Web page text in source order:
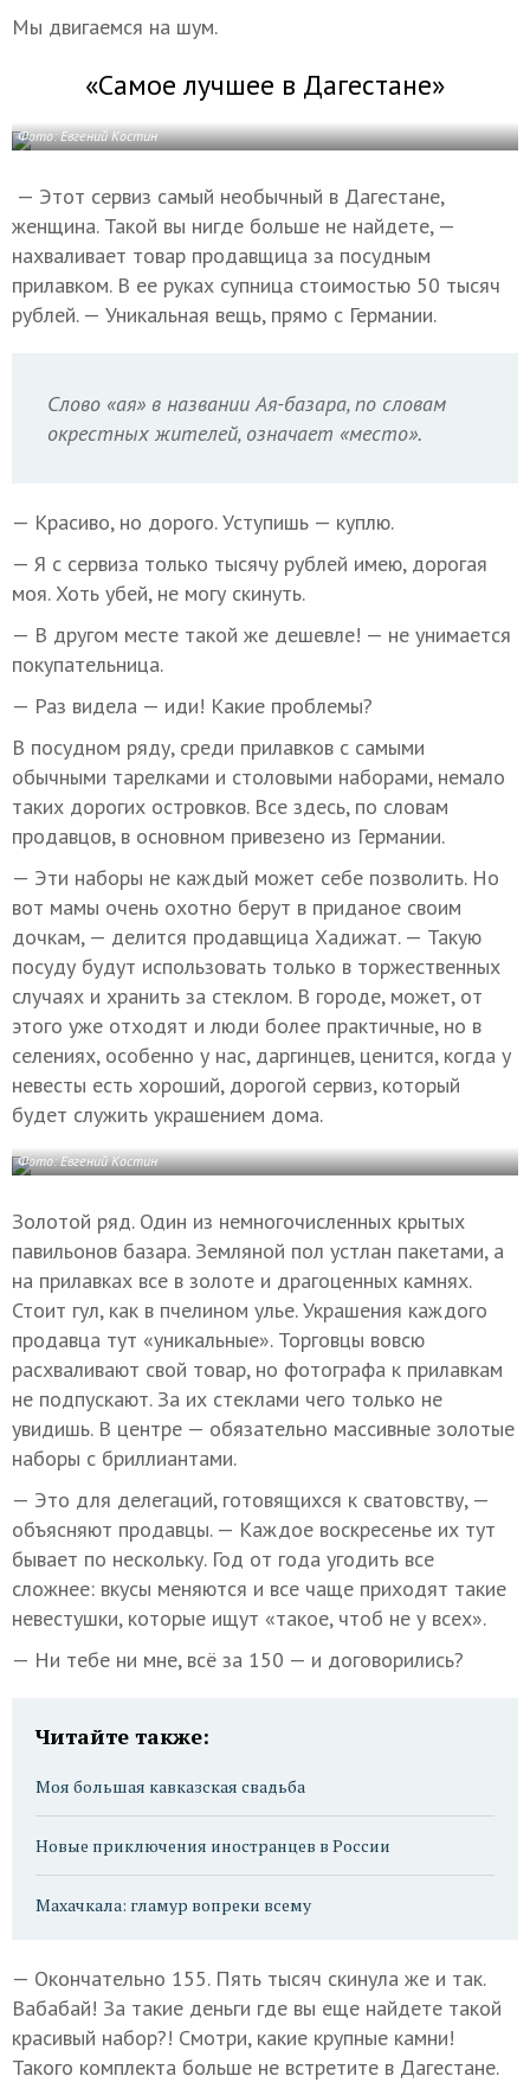
Мы двигаемся на шум.
«Самое лучшее в Дагестане»
Фото: Евгений Костин
— Этот сервиз самый необычный в Дагестане,
женщина. Такой вы нигде больше не найдете, —
нахваливает товар продавщица за посудным
прилавком. В ее руках супница стоимостью 50 тысяч
рублей. — Уникальная вещь, прямо с Германии.
Слово «ая» в названии Ая-базара, по словам
окрестных жителей, означает «место».
— Красиво, но дорого. Уступишь — куплю.
— Я с сервиза только тысячу рублей имею, дорогая
моя. Хоть убей, не могу скинуть.
— В другом месте такой же дешевле! — не унимается
покупательница.
— Раз видела — иди! Какие проблемы?
В посудном ряду, среди прилавков с самыми
обычными тарелками и столовыми наборами, немало
таких дорогих островков. Все здесь, по словам
продавцов, в основном привезено из Германии.
— Эти наборы не каждый может себе позволить. Но
вот мамы очень охотно берут в приданое своим
дочкам, — делится продавщица Хадижат. — Такую
посуду будут использовать только в торжественных
случаях и хранить за стеклом. В городе, может, от
этого уже отходят и люди более практичные, но в
селениях, особенно у нас, даргинцев, ценится, когда у
невесты есть хороший, дорогой сервиз, который
будет служить украшением дома.
Фото: Евгений Костин
Золотой ряд. Один из немногочисленных крытых
павильонов базара. Земляной пол устлан пакетами, а
на прилавках все в золоте и драгоценных камнях.
Стоит гул, как в пчелином улье. Украшения каждого
продавца тут «уникальные». Торговцы вовсю
расхваливают свой товар, но фотографа к прилавкам
не подпускают. За их стеклами чего только не
увидишь. В центре — обязательно массивные золотые
наборы с бриллиантами.
— Это для делегаций, готовящихся к сватовству, —
объясняют продавцы. — Каждое воскресенье их тут
бывает по нескольку. Год от года угодить все
сложнее: вкусы меняются и все чаще приходят такие
невестушки, которые ищут «такое, чтоб не у всех».
— Ни тебе ни мне, всё за 150 — и договорились?
Читайте также:
Моя большая кавказская свадьба
Новые приключения иностранцев в России
Махачкала: гламур вопреки всему
— Окончательно 155. Пять тысяч скинула же и так.
Вабабай! За такие деньги где вы еще найдете такой
красивый набор?! Смотри, какие крупные камни!
Такого комплекта больше не встретите в Дагестане.